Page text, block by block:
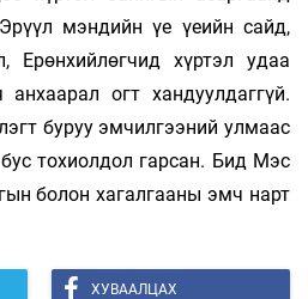
мэндийн үе үеийн сайд,
Ерөнхийлөгчид хүртэл удаа
огт хандуулдаггүй.
буруу эмчилгээний улмаас
тохиолдол гарсан. Бид Мэс
болон хагалгааны эмч нарт
ХУВААЛЦАХ